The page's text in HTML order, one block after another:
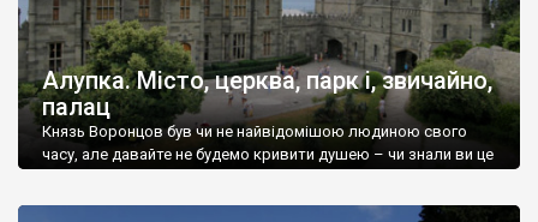
Алупка. Місто, церква, парк і, звичайно,
палац
Князь Воронцов був чи не найвідомішою людиною свого
часу, але давайте не будемо кривити душею – чи знали ви це